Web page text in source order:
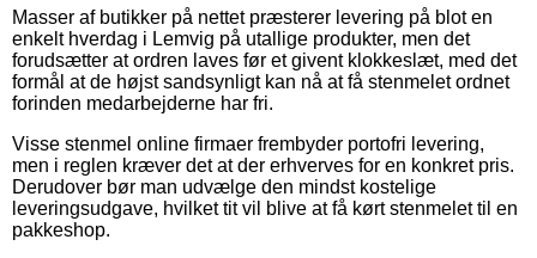
Masser af butikker på nettet præsterer levering på blot en
enkelt hverdag i Lemvig på utallige produkter, men det
forudsætter at ordren laves før et givent klokkeslæt, med det
formål at de højst sandsynligt kan nå at få stenmelet ordnet
forinden medarbejderne har fri.
Visse stenmel online firmaer frembyder portofri levering,
men i reglen kræver det at der erhverves for en konkret pris.
Derudover bør man udvælge den mindst kostelige
leveringsudgave, hvilket tit vil blive at få kørt stenmelet til en
pakkeshop.